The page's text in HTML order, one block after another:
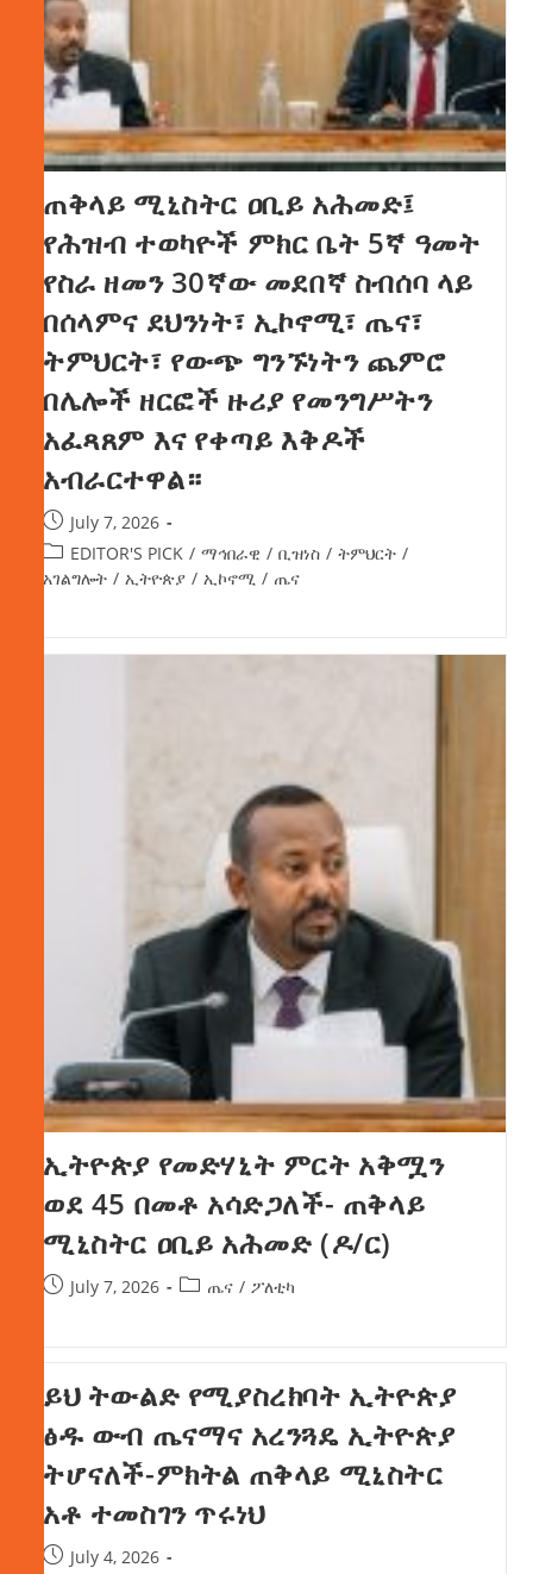
ጠቅላይ ሚኒስትር ዐቢይ አሕመድ፤
የሕዝብ ተወካዮች ምክር ቤት 5ኛ ዓመት
የስራ ዘመን 30ኛው መደበኛ ስብሰባ ላይ
በሰላምና ደህንነት፣ ኢኮኖሚ፣ ጤና፣
ትምህርት፣ የውጭ ግንኙነትን ጨምሮ
በሌሎች ዘርፎች ዙሪያ የመንግሥትን
አፈጻጸም እና የቀጣይ እቅዶች
አብራርተዋል።
July 7, 2026
EDITOR'S PICK / ማኅበራዊ / ቢዝነስ / ትምህርት /
አገልግሎት / ኢትዮጵያ / ኢኮኖሚ / ጤና
ኢትዮጵያ የመድሃኒት ምርት አቅሟን
ወደ 45 በመቶ አሳድጋለች- ጠቅላይ
ሚኒስትር ዐቢይ አሕመድ (ዶ/ር)
July 7, 2026 ጤና / ፖለቲካ
ይህ ትውልድ የሚያስረክባት ኢትዮጵያ
ፅዱ ውብ ጤናማና አረንጓዴ ኢትዮጵያ
ትሆናለች-ምክትል ጠቅላይ ሚኒስትር
አቶ ተመስገን ጥሩነህ
July 4, 2026